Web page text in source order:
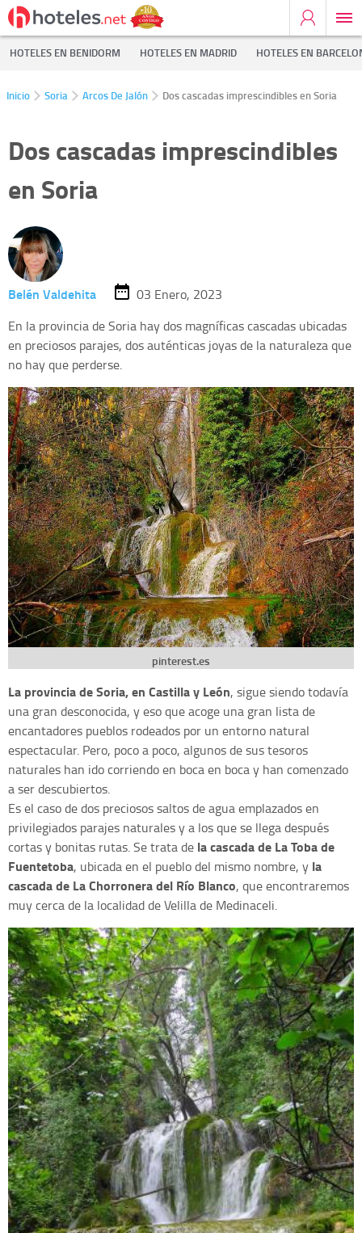
HOTELES EN BENIDORM HOTELES EN MADRID HOTELES EN
Inicio Soria Arcos De Jalón Dos cascadas imprescindibles en Soria
Dos cascadas imprescindibles
en Soria
Belén Valdehita
03 Enero, 2023
En la provincia de Soria hay dos magníficas cascadas ubicadas
en preciosos parajes, dos auténticas joyas de la naturaleza que
no hay que perderse.
pinterest.es
La provincia de Soria, en Castilla y León, sigue siendo todavía
una gran desconocida, y eso que acoge una gran lista de
encantadores pueblos rodeados por un entorno natural
espectacular. Pero, poco a poco, algunos de sus tesoros
naturales han ido corriendo en boca en boca y han comenzado
a ser descubiertos.
Es el caso de dos preciosos saltos de agua emplazados en
privilegiados parajes naturales y a los que se llega después
cortas y bonitas rutas. Se trata de la cascada de La Toba de
Fuentetoba, ubicada en el pueblo del mismo nombre, y la
cascada de La Chorronera del Río Blanco, que encontraremos
muy cerca de la localidad de Velilla de Medinaceli.